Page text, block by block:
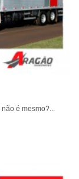
é mesmo?...